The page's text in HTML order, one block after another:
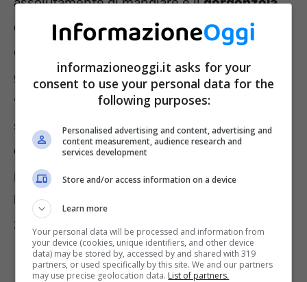
dolce DOP.Stiamo parlando di un caso di
contaminazione e, nello specifico, il
gorgonzola in questione è rivenduto tramite
vari marchi. Quelli interessati alla questione
sono
Romanin, Sovrano, Palzola, Dolce&Blu
e R.P.Per chi volesse conoscerne il
produttore, stiamo parlando dell’azienda
Palzola S.r.l.
21, Cavallirio (No).
informazioneoggi.it asks for your
consent to use your personal data for the
following purposes:
Personalised advertising and content, advertising and
content measurement, audience research and
services development
Store and/or access information on a device
Learn more
Your personal data will be processed and information from
your device (cookies, unique identifiers, and other device
data) may be stored by, accessed by and shared with 319
partners, or used specifically by this site. We and our partners
may use precise geolocation data. List of partners.